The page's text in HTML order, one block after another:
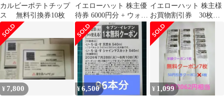
カルビーポテトチップ
ス 無料引換券10枚
イエローハット 株主優
待券 6000円分 + ウォッ
シャー液引き換え券1枚
イエローハット 株主様
お買物割引券 30枚
9,000円分
¥ 7,800 ¥6,500 ¥ 1,099